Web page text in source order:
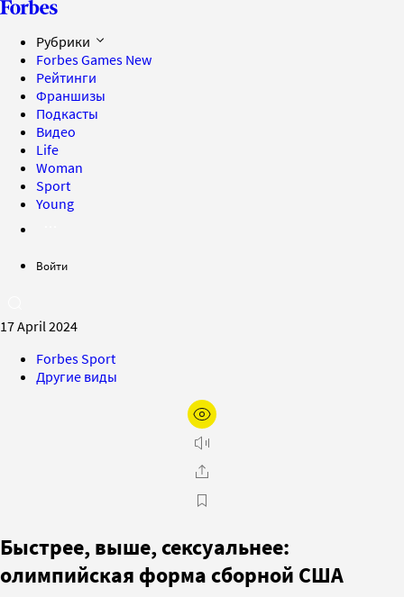
Рубрики
Forbes Games New
Рейтинги
Франшизы
Подкасты
Видео
Life
Woman
Sport
Young
Войти
17 April 2024
Forbes Sport
Другие виды
Быстрее, выше, сексуальнее:
олимпийская форма сборной США